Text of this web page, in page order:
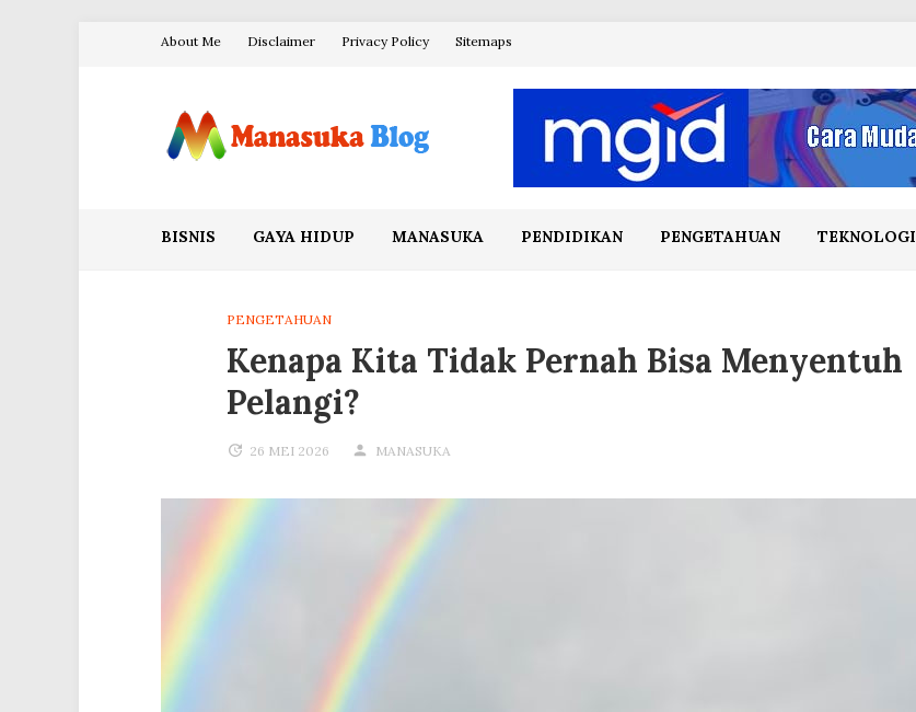
About Me Disclaimer Privacy Policy Sitemaps
BISNIS GAYA HIDUP MANASUKA PENDIDIKAN PENGETAHUAN TEKNOLOGI
PENGETAHUAN
Kenapa Kita Tidak Pernah Bisa Menyentuh
Pelangi?
26 MEI 2026 MANASUKA